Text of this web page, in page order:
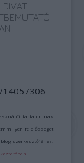
DIVAT
tartalomnak
felelősséget
szerkesztőjéhez.